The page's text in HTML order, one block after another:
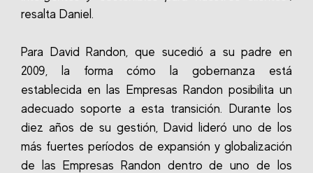
resalta Daniel.
Para David Randon, que sucedió a su padre en
2009, la forma cómo la gobernanza está
establecida en las Empresas Randon posibilita un
adecuado soporte a esta transición. Durante los
diez años de su gestión, David lideró uno de los
más fuertes períodos de expansión y globalización
de las Empresas Randon dentro de uno de los